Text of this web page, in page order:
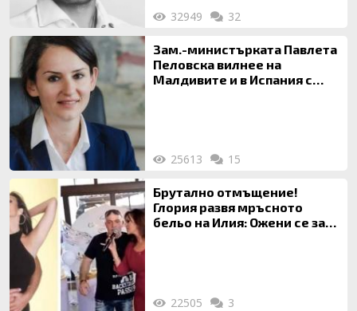
32949 32
Зам.-министърката Павлета
Пеловска вилнее на
Малдивите и в Испания с
25613 15
Брутално отмъщение!
Глория развя мръсното
бельо на Илия: Ожени се за
22505 3